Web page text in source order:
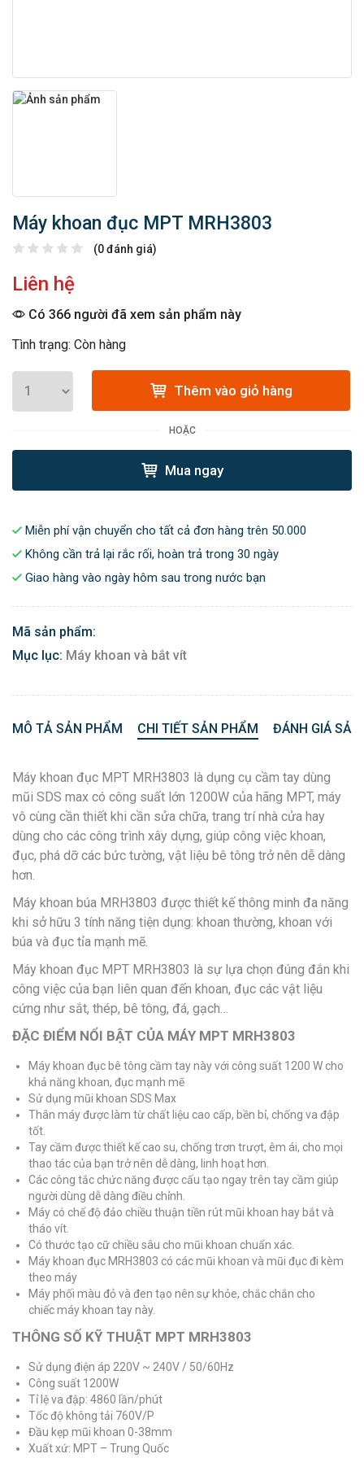
Máy khoan đục MPT MRH3803
(0 đánh giá)
Liên hệ
Có 366 người đã xem sản phẩm này
Tình trạng: Còn hàng
Thêm vào giỏ hàng
HOẶC
Mua ngay
Miễn phí vận chuyển cho tất cả đơn hàng trên 50.000
Không cần trả lại rắc rối, hoàn trả trong 30 ngày
Giao hàng vào ngày hôm sau trong nước bạn
Mã sản phẩm:
Mục lục: Máy khoan và bắt vít
MÔ TẢ SẢN PHẨM CHI TIẾT SẢN PHẨM ĐÁNH GIÁ
Máy khoan đục MPT MRH3803 là dụng cụ cầm tay dùng
mũi SDS max có công suất lớn 1200W của hãng MPT, máy
vô cùng cần thiết khi cần sửa chữa, trang trí nhà cửa hay
dùng cho các công trình xây dựng, giúp công việc khoan,
đục, phá dỡ các bức tường, vật liệu bê tông trở nên dễ dàng
hơn.
Máy khoan búa MRH3803 được thiết kế thông minh đa năng
khi sở hữu 3 tính năng tiện dụng: khoan thường, khoan với
búa và đục tỉa mạnh mẽ.
Máy khoan đục MPT MRH3803 là sự lựa chọn đúng đắn khi
công việc của bạn liên quan đến khoan, đục các vật liệu
cứng như sắt, thép, bê tông, đá, gạch…
ĐẶC ĐIỂM NỔI BẬT CỦA MÁY MPT MRH3803
Máy khoan đục bê tông cầm tay này với công suất 1200 W cho
khả năng khoan, đục mạnh mẽ
Sử dụng mũi khoan SDS Max
Thân máy được làm từ chất liệu cao cấp, bền bỉ, chống va đập
tốt.
Tay cầm được thiết kế cao su, chống trơn trượt, êm ái, cho mọi
thao tác của bạn trở nên dễ dàng, linh hoạt hơn.
Các công tắc chức năng được cấu tạo ngay trên tay cầm giúp
người dùng dễ dàng điều chỉnh.
Máy có chế độ đảo chiều thuận tiền rút mũi khoan hay bắt và
tháo vít.
Có thước tạo cữ chiều sâu cho mũi khoan chuẩn xác.
Máy khoan đục MRH3803 có các mũi khoan và mũi đục đi kèm
theo máy
Máy phối màu đỏ và đen tạo nên sự khỏe, chắc chắn cho
chiếc máy khoan tay này.
THÔNG SỐ KỸ THUẬT MPT MRH3803
Sử dụng điện áp 220V ~ 240V / 50/60Hz
Công suất 1200W
Tỉ lệ va đập: 4860 lần/phút
Tốc độ không tải 760V/P
Đầu kẹp mũi khoan 0-38mm
Xuất xứ: MPT – Trung Quốc